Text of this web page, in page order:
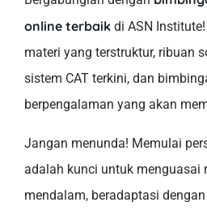
online terbaik di ASN
materi yang terstruktur, ribuan
sistem CAT terkini, dan
berpengalaman yang akan
Jangan menunda! Memulai
adalah kunci untuk menguasai
mendalam, beradaptasi